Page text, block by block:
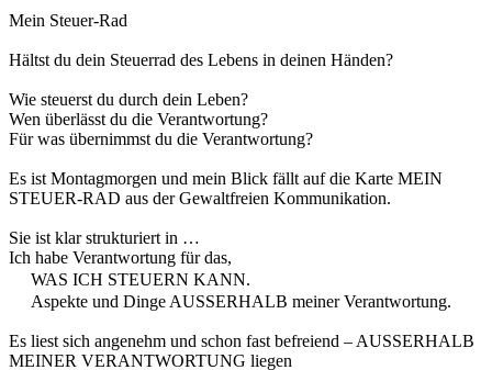
Mein Steuer-Rad
Hältst du dein Steuerrad des Lebens in deinen Händen?
Wie steuerst du durch dein Leben?
Wen überlässt du die Verantwortung?
Für was übernimmst du die Verantwortung?
Es ist Montagmorgen und mein Blick fällt auf die Karte MEIN
STEUER-RAD aus der Gewaltfreien Kommunikation.
Sie ist klar strukturiert in …
Ich habe Verantwortung für das,
WAS ICH STEUERN KANN.
Aspekte und Dinge AUSSERHALB meiner Verantwortung.
Es liest sich angenehm und schon fast befreiend – AUSSERHALB
MEINER VERANTWORTUNG liegen